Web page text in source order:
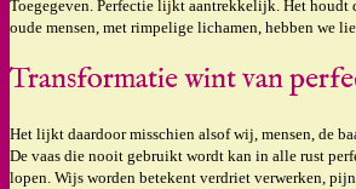
Toegegeven. Perfectie lijkt aantrekkelijk. Het houdt
oude mensen, met rimpelige lichamen, hebben we
Transformatie wint van
Het lijkt daardoor misschien alsof wij, mensen, de
De vaas die nooit gebruikt wordt kan in alle rust
lopen. Wijs worden betekent verdriet verwerken,